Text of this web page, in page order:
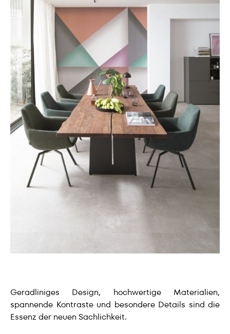
Geradliniges Design, hochwertige Materialien,
spannende Kontraste und besondere Details sind die
Essenz der neuen Sachlichkeit.